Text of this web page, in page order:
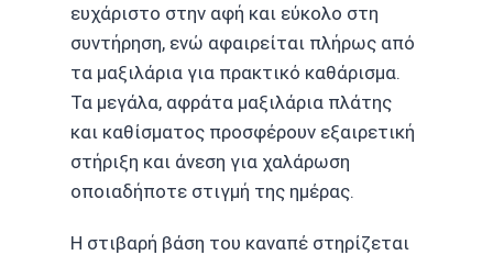
ευχάριστο στην αφή και εύκολο στη
συντήρηση, ενώ αφαιρείται πλήρως από
τα μαξιλάρια για πρακτικό καθάρισμα.
Τα μεγάλα, αφράτα μαξιλάρια πλάτης
και καθίσματος προσφέρουν εξαιρετική
στήριξη και άνεση για χαλάρωση
οποιαδήποτε στιγμή της ημέρας.
Η στιβαρή βάση του καναπέ στηρίζεται